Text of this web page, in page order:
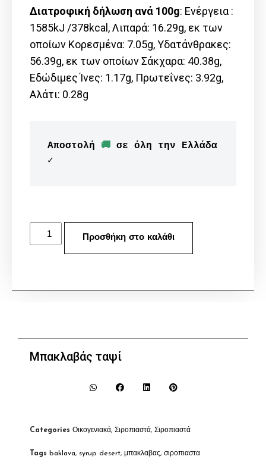
Διατροφική δήλωση ανά 100g: Ενέργεια :
1585kJ /378kcal, Λιπαρά: 16.29g, εκ των
οποίων Kορεσμένα: 7.05g, Υδατάνθρακες:
56.39g, εκ των οποίων Σάκχαρα: 40.38g,
Εδώδιμες Ίνες: 1.17g, Πρωτεΐνες: 3.92g,
Αλάτι: 0.28g
Αποστολή 🚚 σε όλη την Ελλάδα
✓
Προσθήκη στο καλάθι
Μπακλαβάς ταψί
Categories Οικογενιακά, Σιροπιαστά, Σιροπιαστά
Tags baklava, syrup desert, μπακλαβας, σιροπιαστα